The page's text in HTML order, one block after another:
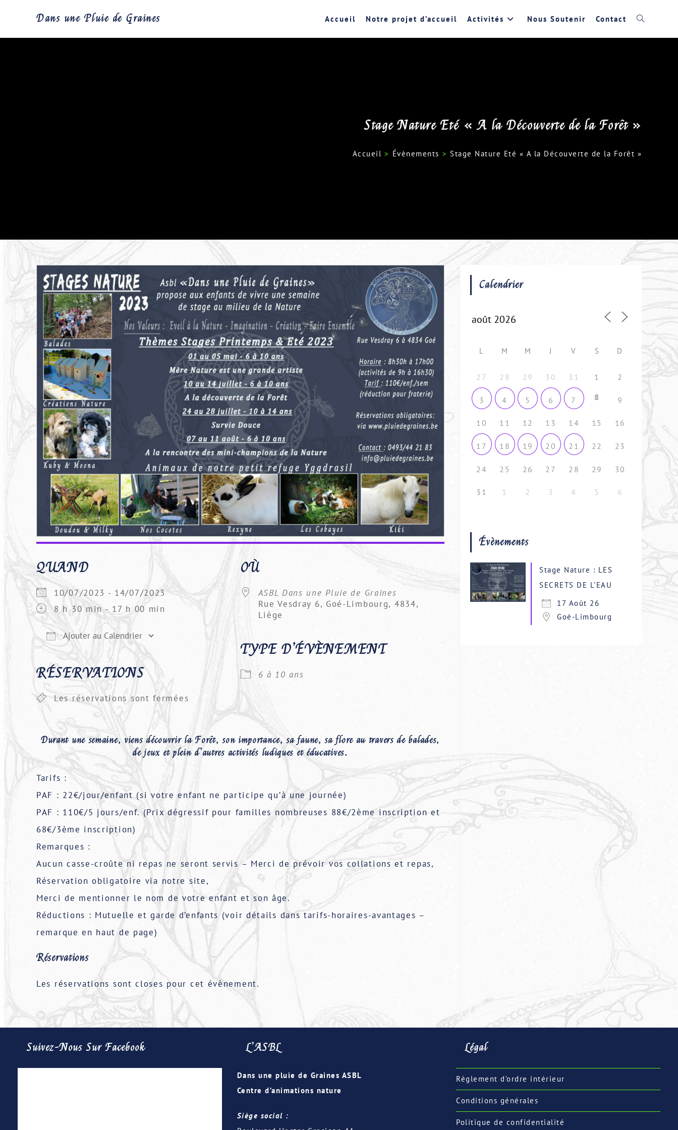
Dans une Pluie de Graines Accueil Notre projet d’accueil Activités Nous Soutenir Contact Toggle
Stage Nature Eté « A la Découverte de la Forêt »
Accueil > Évènements > Stage Nature Eté « A la Découverte de la Forêt »
QUAND
10/07/2023 - 14/07/2023
8 h 30 min - 17 h 00 min
Ajouter au Calendrier
Télécharger ICS
Calendrier Google iCalendar
RÉSERVATIONS
Les réservations sont fermées
OÙ
ASBL Dans une Pluie de Graines
Rue Vesdray 6, Goé-Limbourg, 4834,
Liège
TYPE D’ÉVÈNEMENT
6 à 10 ans
Durant une semaine, viens découvrir la Forêt, son importance, sa faune, sa flore au travers de balades,
de jeux et plein d’autres activités ludiques et éducatives.
Tarifs :
PAF : 22€/jour/enfant (si votre enfant ne participe qu’à une journée)
PAF : 110€/5 jours/enf. (Prix dégressif pour familles nombreuses 88€/2ème inscription et
68€/3ème inscription)
Remarques :
Aucun casse-croûte ni repas ne seront servis – Merci de prévoir vos collations et repas,
Réservation obligatoire via notre site,
Merci de mentionner le nom de votre enfant et son âge.
Réductions : Mutuelle et garde d’enfants (voir détails dans tarifs-horaires-avantages –
remarque en haut de page)
Réservations
Les réservations sont closes pour cet évènement.
Calendrier
L M M J V S D
27 28 29 30 31 1 2
3 4 5 6 7 8 9
10 11 12 13 14 15 16
17 18 19 20 21 22 23
24 25 26 27 28 29 30
31 1 2 3 4 5 6
Évènements
Stage Nature : LES
SECRETS DE L’EAU
17 Août 26
Goé-Limbourg
Suivez-Nous Sur Facebook L’ASBL
Dans une pluie de Graines ASBL
Centre d’animations nature
Siège social :
Légal
Règlement d’ordre intérieur
Conditions générales
Politique de confidentialité